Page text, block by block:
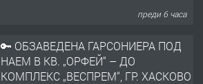
преди 6 часа
🔑 ОБЗАВЕДЕНА ГАРСОНИЕРА ПОД
НАЕМ В КВ. „ОРФЕЙ“ – ДО
КОМПЛЕКС „ВЕСПРЕМ“, ГР. ХАСКОВО